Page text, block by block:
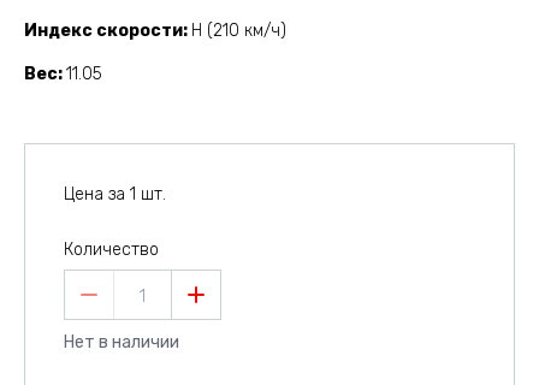
Индекс скорости H (210 км/ч)
Вес 11.05
Цена за 1 шт.
Количество
1
Нет в наличии